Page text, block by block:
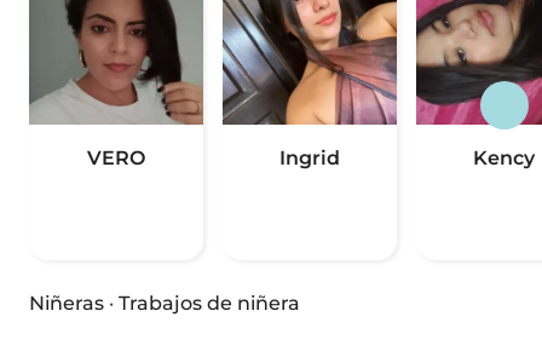
VERO Ingrid Kency
Niñeras · Trabajos de niñera